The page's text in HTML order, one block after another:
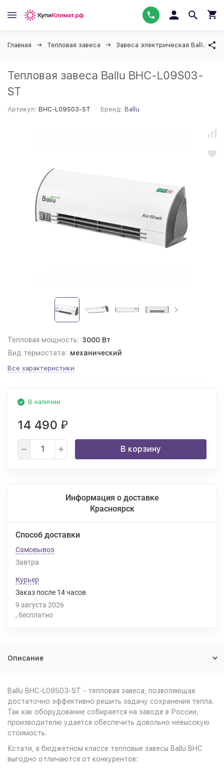
Главная Тепловая завеса Завеса электрическая Ballu
Тепловая завеса Ballu BHC-L09S03-
ST
Артикул: BHC-L09S03-ST Бренд: Ballu
Тепловая мощность: 3000 Вт
Вид термостата: механический
Все характеристики
В наличии
14 490 ₽
В корзину
Информация о доставке
Красноярск
Способ доставки
Самовывоз
Завтра
Курьер
Заказ после 14часов
9 августа 2026
Бесплатно
Описание
Ballu BHC-L09S03-ST - тепловая завеса, позволяющая
достаточно эффективно решить задачу сохранения тепла.
Так как оборудование собирается на заводе в России,
производителю удается обеспечить довольно невысокую
стоимость.
Кстати, в бюджетном классе тепловые завесы Ballu BHC
выгодно отличаются от конкурентов: